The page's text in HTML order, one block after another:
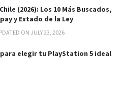
(2026): Los 10 Más Buscados,
y Estado de la Ley
ON JULY 23, 2026
elegir tu PlayStation 5 ideal